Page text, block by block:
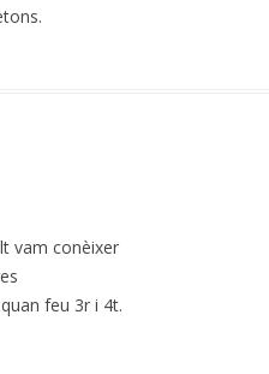
vam conèixer
feu 3r i 4t.